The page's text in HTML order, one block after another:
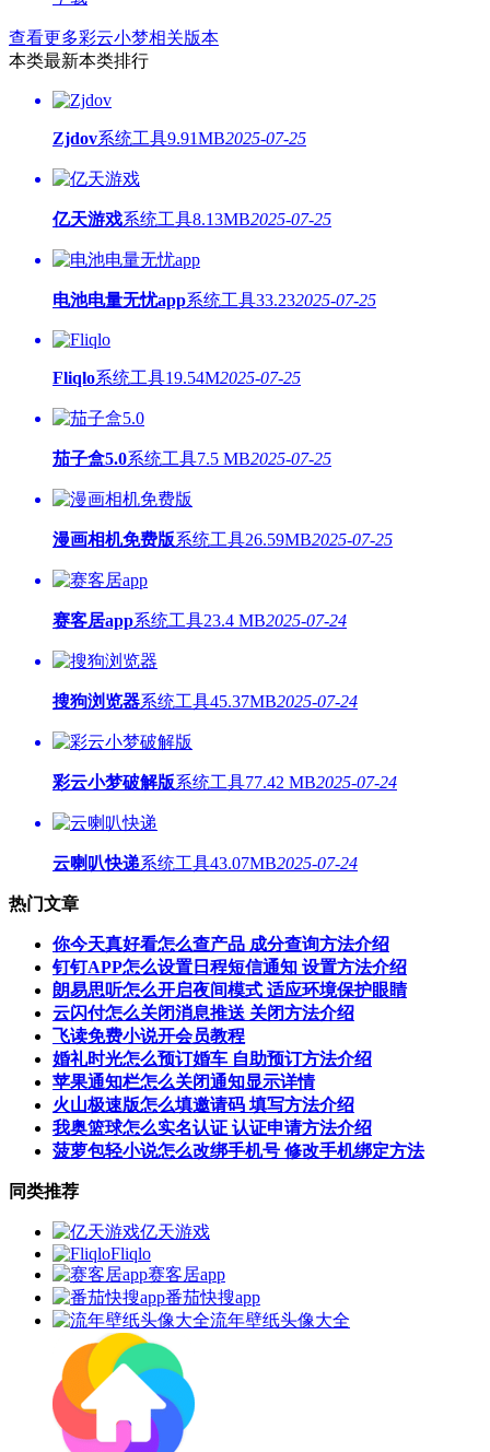
查看更多彩云小梦相关版本
本类最新本类排行
Zjdov系统工具9.91MB2025-07-25
亿天游戏系统工具8.13MB2025-07-25
电池电量无忧app系统工具33.232025-07-25
Fliqlo系统工具19.54M2025-07-25
茄子盒5.0系统工具7.5 MB2025-07-25
漫画相机免费版系统工具26.59MB2025-07-25
赛客居app系统工具23.4 MB2025-07-24
搜狗浏览器系统工具45.37MB2025-07-24
彩云小梦破解版系统工具77.42 MB2025-07-24
云喇叭快递系统工具43.07MB2025-07-24
热门文章
你今天真好看怎么查产品 成分查询方法介绍
钉钉APP怎么设置日程短信通知 设置方法介绍
朗易思听怎么开启夜间模式 适应环境保护眼睛
云闪付怎么关闭消息推送 关闭方法介绍
飞读免费小说开会员教程
婚礼时光怎么预订婚车 自助预订方法介绍
苹果通知栏怎么关闭通知显示详情
火山极速版怎么填邀请码 填写方法介绍
我奥篮球怎么实名认证 认证申请方法介绍
菠萝包轻小说怎么改绑手机号 修改手机绑定方法
同类推荐
亿天游戏
Fliqlo
赛客居app
番茄快搜app
流年壁纸头像大全